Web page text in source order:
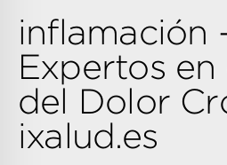
inflamación
Expertos
del Dolor
ixalud.es